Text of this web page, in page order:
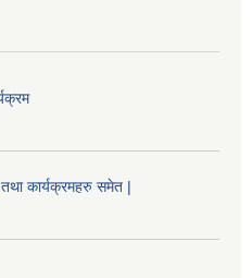
कार्यक्रमहरु समेत |